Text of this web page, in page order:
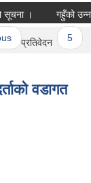
। गहुँको उन्नत
…
प्रतिवेदन
वडागत